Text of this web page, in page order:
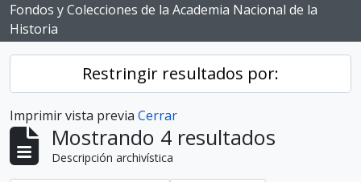
Fondos y Colecciones de la Academia Nacional de la
Historia
Restringir resultados por:
Imprimir vista previa Cerrar
Mostrando 4 resultados
Descripción archivística